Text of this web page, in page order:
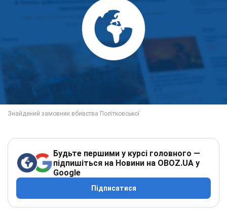
Будьте першими у курсі головного —
підпишіться на Новини на OBOZ.UA у
Google
Підписатися